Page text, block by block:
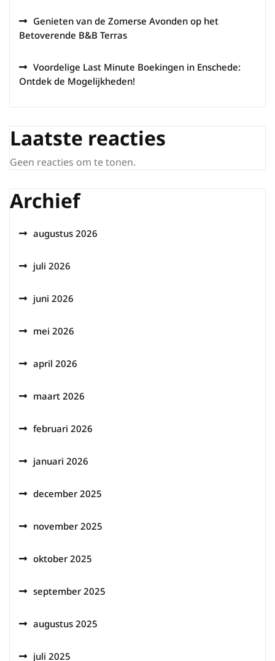
Genieten van de Zomerse Avonden op het
Betoverende B&B Terras
Voordelige Last Minute Boekingen in Enschede:
Ontdek de Mogelijkheden!
Laatste reacties
Geen reacties om te tonen.
Archief
augustus 2026
juli 2026
juni 2026
mei 2026
april 2026
maart 2026
februari 2026
januari 2026
december 2025
november 2025
oktober 2025
september 2025
augustus 2025
juli 2025